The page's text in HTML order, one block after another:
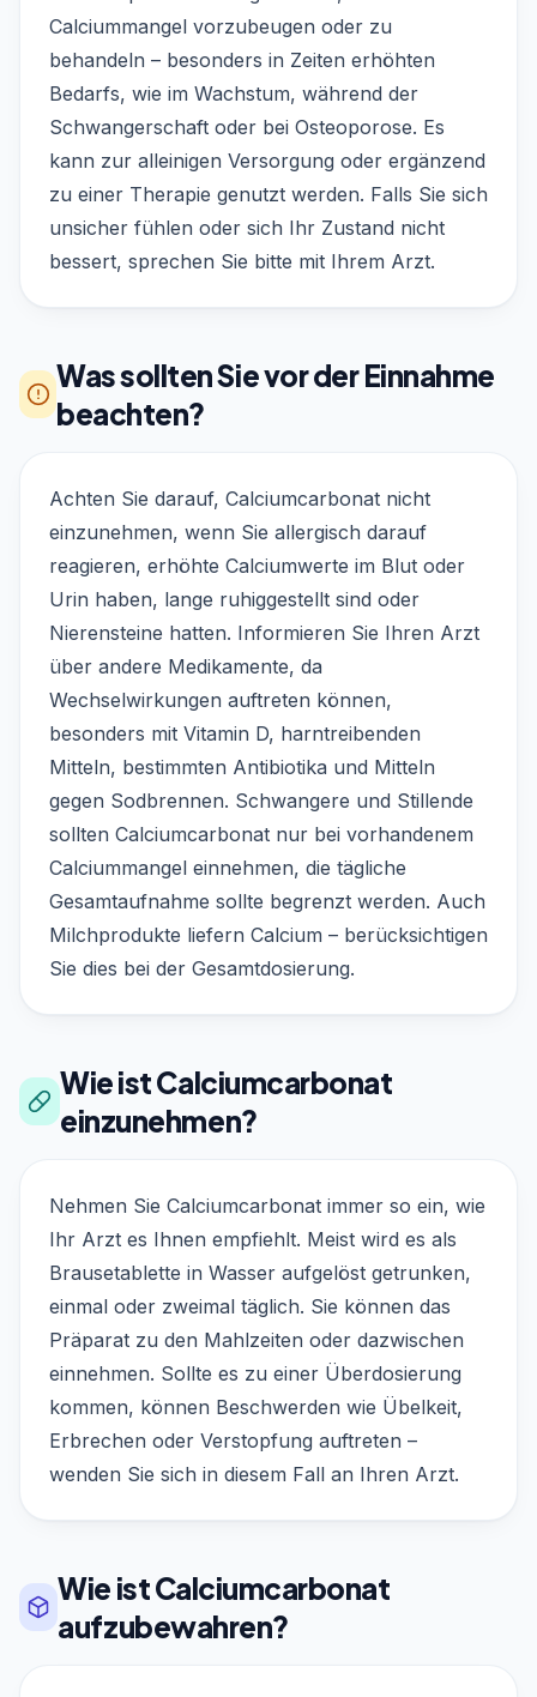
Calciummangel vorzubeugen oder zu
behandeln – besonders in Zeiten erhöhten
Bedarfs, wie im Wachstum, während der
Schwangerschaft oder bei Osteoporose. Es
kann zur alleinigen Versorgung oder ergänzend
zu einer Therapie genutzt werden. Falls Sie sich
unsicher fühlen oder sich Ihr Zustand nicht
bessert, sprechen Sie bitte mit Ihrem Arzt.
Was sollten Sie vor der Einnahme
beachten?
Achten Sie darauf, Calciumcarbonat nicht
einzunehmen, wenn Sie allergisch darauf
reagieren, erhöhte Calciumwerte im Blut oder
Urin haben, lange ruhiggestellt sind oder
Nierensteine hatten. Informieren Sie Ihren Arzt
über andere Medikamente, da
Wechselwirkungen auftreten können,
besonders mit Vitamin D, harntreibenden
Mitteln, bestimmten Antibiotika und Mitteln
gegen Sodbrennen. Schwangere und Stillende
sollten Calciumcarbonat nur bei vorhandenem
Calciummangel einnehmen, die tägliche
Gesamtaufnahme sollte begrenzt werden. Auch
Milchprodukte liefern Calcium – berücksichtigen
Sie dies bei der Gesamtdosierung.
Wie ist Calciumcarbonat
einzunehmen?
Nehmen Sie Calciumcarbonat immer so ein, wie
Ihr Arzt es Ihnen empfiehlt. Meist wird es als
Brausetablette in Wasser aufgelöst getrunken,
einmal oder zweimal täglich. Sie können das
Präparat zu den Mahlzeiten oder dazwischen
einnehmen. Sollte es zu einer Überdosierung
kommen, können Beschwerden wie Übelkeit,
Erbrechen oder Verstopfung auftreten –
wenden Sie sich in diesem Fall an Ihren Arzt.
Wie ist Calciumcarbonat
aufzubewahren?